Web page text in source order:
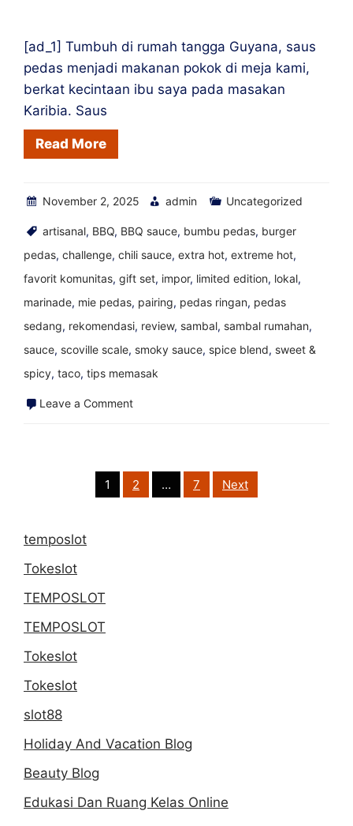
Lokal
[ad_1] Tumbuh di rumah tangga Guyana, saus
pedas menjadi makanan pokok di meja kami,
berkat kecintaan ibu saya pada masakan
Karibia. Saus
Read More
November 2, 2025 admin Uncategorized
artisanal, BBQ, BBQ sauce, bumbu pedas, burger
pedas, challenge, chili sauce, extra hot, extreme hot,
favorit komunitas, gift set, impor, limited edition, lokal,
marinade, mie pedas, pairing, pedas ringan, pedas
sedang, rekomendasi, review, sambal, sambal rumahan,
sauce, scoville scale, smoky sauce, spice blend, sweet &
spicy, taco, tips memasak
Leave a Commenton
Saus
Pedas
pagination
1 2 … 7 Next
temposlot
Tokeslot
TEMPOSLOT
TEMPOSLOT
Tokeslot
Tokeslot
slot88
Holiday And Vacation Blog
Beauty Blog
Edukasi Dan Ruang Kelas Online